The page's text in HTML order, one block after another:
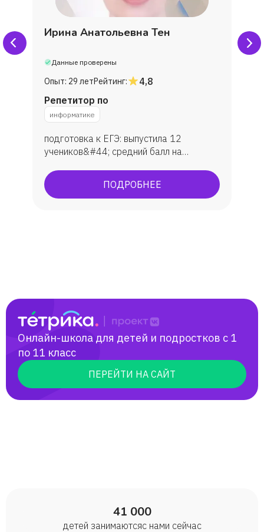
Ирина Анатольевна Тен
Данные проверены
Опыт: 29 летРейтинг:
4,8
Репетитор по
информатике
подготовка к ЕГЭ: выпустила 12
учеников&#44; средний балл на
занималась с 10 учениками&#44;
средняя оценка — 4&#44;6. Участие
ПОДРОБНЕЕ
Онлайн-школа для детей и подростков с 1
по 11 класс
ПЕРЕЙТИ НА САЙТ
41 000
детей занимаются с нами сейчас